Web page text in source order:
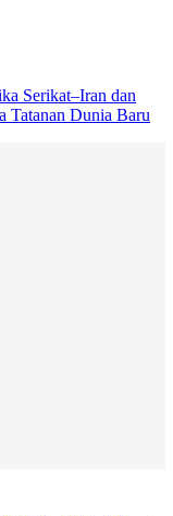
Serikat–Iran dan
Tatanan Dunia Baru